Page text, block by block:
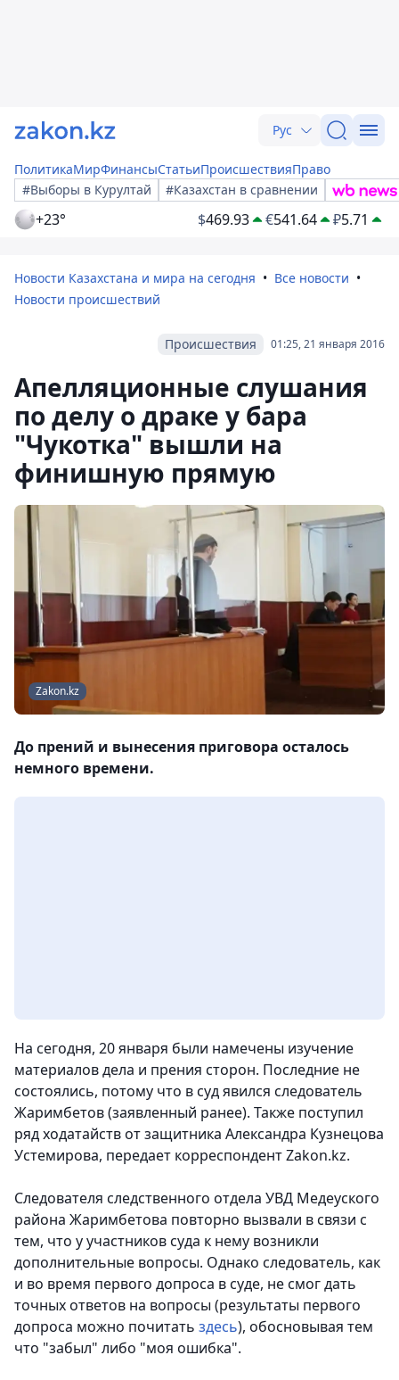
Рус
ПолитикаМирФинансыСтатьиПроисшествияПраво
#Выборы в Курултай
#Казахстан в сравнении
+23° $469.93 €541.64 ₽5.71
Новости Казахстана и мира на сегодня
Все новости
Новости происшествий
01:25, 21 января 2016
Происшествия
Апелляционные слушания
по делу о драке у бара
"Чукотка" вышли на
финишную прямую
Zakon.kz
До прений и вынесения приговора осталось
немного времени.
На сегодня, 20 января были намечены изучение
материалов дела и прения сторон. Последние не
состоялись, потому что в суд явился следователь
Жаримбетов (заявленный ранее). Также поступил
ряд ходатайств от защитника Александра Кузнецова
Устемирова, передает корреспондент Zakon.kz.
Следователя следственного отдела УВД Медеуского
района Жаримбетова повторно вызвали в связи с
тем, что у участников суда к нему возникли
дополнительные вопросы. Однако следователь, как
и во время первого допроса в суде, не смог дать
точных ответов на вопросы (результаты первого
допроса можно почитать здесь), обосновывая тем
что "забыл" либо "моя ошибка".